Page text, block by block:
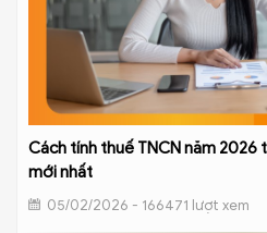
Cách tính thuế TNCN năm
mới nhất
05/02/2026 - 166471 lượt xem